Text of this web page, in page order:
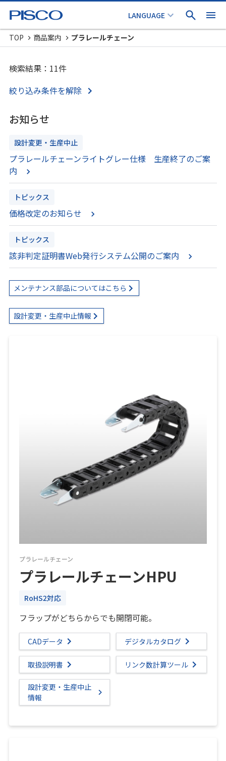
TOP 商品案内 プラレールチェーン
検索結果：11件
絞り込み条件を解除
お知らせ
設計変更・生産中止
プラレールチェーンライトグレー仕様 生産終了のご案
内
トピックス
価格改定のお知らせ
トピックス
該非判定証明書Web発行システム公開のご案内
メンテナンス部品についてはこちら
設計変更・生産中止情報
プラレールチェーン
プラレールチェーンHPU
RoHS2対応
フラップがどちらからでも開閉可能。
CADデータ デジタルカタログ
取扱説明書 リンク数計算ツール
設計変更・生産中止
情報